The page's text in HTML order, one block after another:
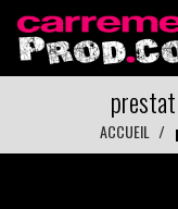
ACCUEIL